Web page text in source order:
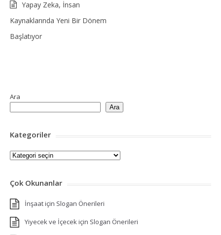
Yapay Zeka, İnsan
Kaynaklarında Yeni Bir Dönem
Başlatıyor
Ara
Ara
Kategoriler
Kategoriler
Çok Okunanlar
İnşaat için Slogan Önerileri
Yiyecek ve İçecek için Slogan Önerileri